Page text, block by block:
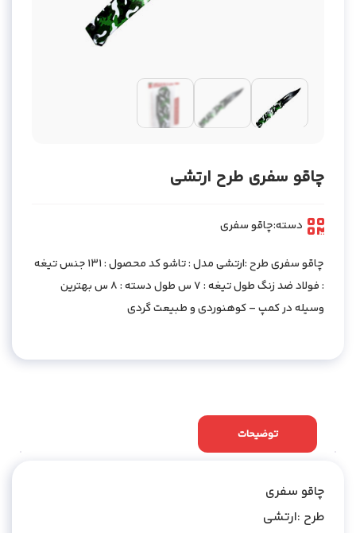
چاقو سفری طرح ارتشی
دسته:چاقو سفری
چاقو سفری طرح :ارتشی مدل : تاشو کد محصول : 131 جنس تیغه
: فولاد ضد زنگ طول تیغه : 7 س طول دسته : 8 س بهترین
وسیله در کمپ – کوهنوردی و طبیعت گردی
توضیحات
چاقو سفری
طرح :ارتشی